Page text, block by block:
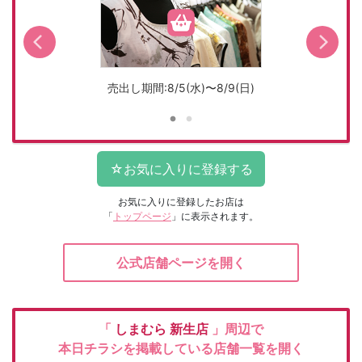
売出し期間:8/5(水)〜8/9(日)
お気に入りに登録したお店は
「 トップページ 」に表示されます。
公式店舗ページを開く
「 しまむら 新生店 」周辺で
本日チラシを掲載している店舗一覧を開く